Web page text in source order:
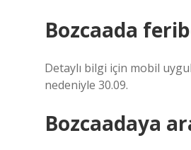
Bozcaada
Detaylı bilgi için mobil
nedeniyle 30.09.
Bozcaadaya